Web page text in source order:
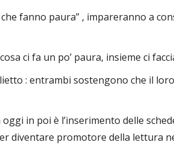
fanno paura” , impareranno a
ci fa un po’ paura, insieme ci
: entrambi sostengono che il
in poi è l’inserimento delle
diventare promotore della lettura